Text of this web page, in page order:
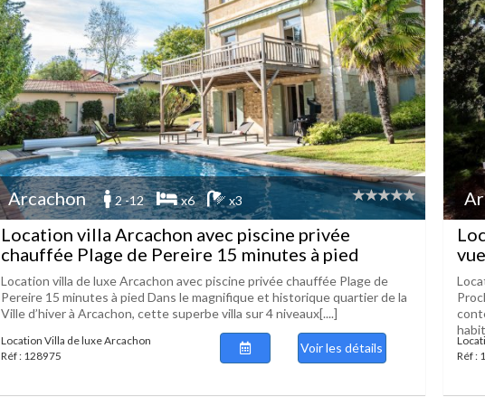
Arcachon 2 -12 x6 x3
Location villa Arcachon avec piscine privée
chauffée Plage de Pereire 15 minutes à pied
Location villa de luxe Arcachon avec piscine privée chauffée Plage de
Pereire 15 minutes à pied Dans le magnifique et historique quartier de la
Ville d’hiver à Arcachon, cette superbe villa sur 4 niveaux[....]
Location Villa de luxe Arcachon
Réf : 128975
Voir les détails
Réf :